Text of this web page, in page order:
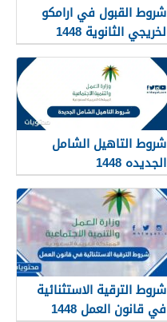
شروط القبول في ارامكو
لخريجي الثانوية 1448
شروط التاهيل الشامل
الجديده 1448
شروط الترقية الاستثنائية
في قانون العمل 1448